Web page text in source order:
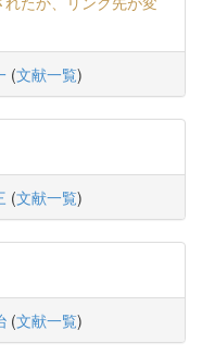
(文献一覧)
(文献一覧)
(文献一覧)